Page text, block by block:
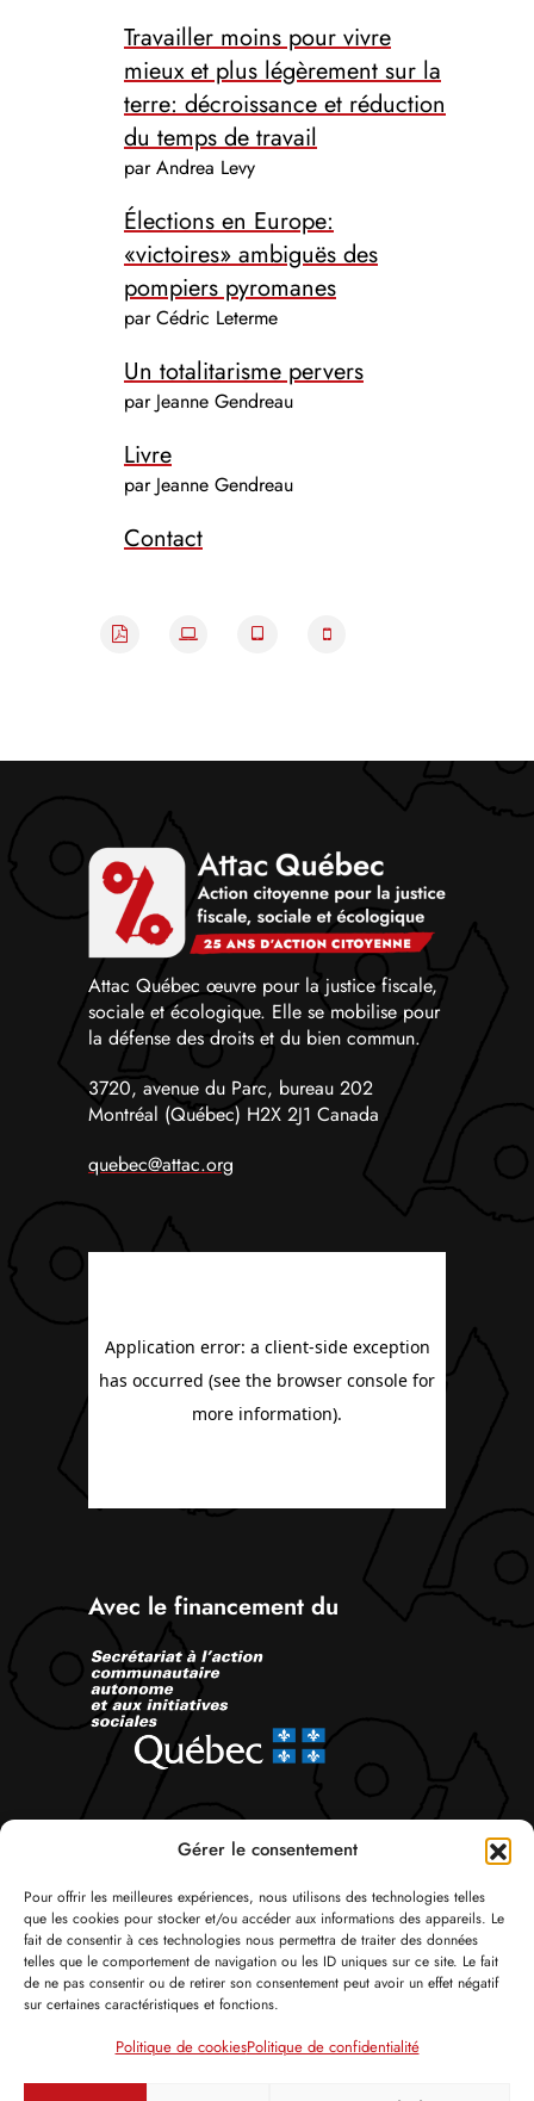
Gérer le consentement
Pour offrir les meilleures expériences, nous utilisons des technologies telles
que les cookies pour stocker et/ou accéder aux informations des appareils. Le
fait de consentir à ces technologies nous permettra de traiter des données
telles que le comportement de navigation ou les ID uniques sur ce site. Le fait
de ne pas consentir ou de retirer son consentement peut avoir un effet négatif
sur certaines caractéristiques et fonctions.
Politique de cookiesPolitique de confidentialité
Travailler moins pour vivre
mieux et plus légèrement sur la
terre: décroissance et réduction
du temps de travail
par Andrea Levy
Élections en Europe:
«victoires» ambiguës des
pompiers pyromanes
par Cédric Leterme
Un totalitarisme pervers
par Jeanne Gendreau
Livre
par Jeanne Gendreau
Contact
Attac Québec œuvre pour la justice fiscale,
sociale et écologique. Elle se mobilise pour
la défense des droits et du bien commun.
3720, avenue du Parc, bureau 202
Montréal (Québec) H2X 2J1 Canada
quebec@attac.org
Avec le financement du
Suivez-nous